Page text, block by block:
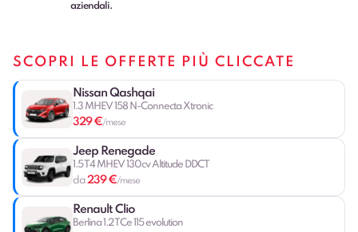
aziendali.
SCOPRI LE OFFERTE PIÙ CLICCATE
Nissan Qashqai
1.3 MHEV 158 N-Connecta Xtronic
329 €/mese
Jeep Renegade
1.5 T4 MHEV 130cv Altitude DDCT
da239 €/mese
Renault Clio
Berlina 1.2 TCe 115 evolution